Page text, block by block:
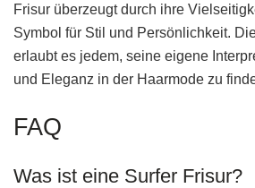
Frisur überzeugt durch ihre
Symbol für Stil und Persönlichkeit.
erlaubt es jedem, seine eigene
und Eleganz in der Haarmode zu
FAQ
Was ist eine Surfer Frisur?